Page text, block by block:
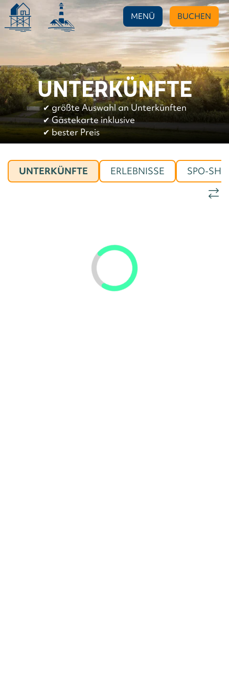
MENÜ BUCHEN
UNTERKÜNFTE
✔︎größte Auswahl an Unterkünften
✔︎Gästekarte inklusive
✔︎ bester Preis
UNTERKÜNFTE ERLEBNISSE SPO-